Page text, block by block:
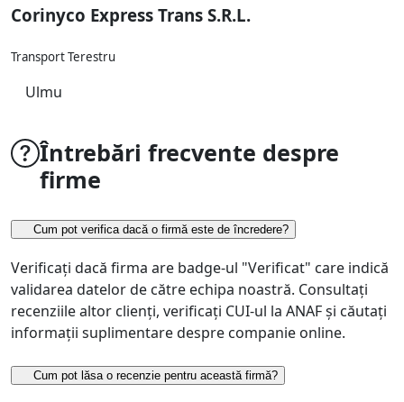
Corinyco Express Trans S.R.L.
Transport Terestru
Ulmu
Întrebări frecvente despre
firme
Cum pot verifica dacă o firmă este de încredere?
Verificați dacă firma are badge-ul "Verificat" care indică
validarea datelor de către echipa noastră. Consultați
recenziile altor clienți, verificați CUI-ul la ANAF și căutați
informații suplimentare despre companie online.
Cum pot lăsa o recenzie pentru această firmă?